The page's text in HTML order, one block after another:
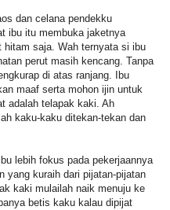
dan celana pendekku
ibu itu membuka jaketnya
saja. Wah ternyata si ibu
perut masih kencang. Tanpa
di atas ranjang. Ibu
maaf serta mohon ijin untuk
adalah telapak kaki. Ah
kaku-kaku ditekan-tekan dan
lebih fokus pada pekerjaannya
yang kuraih dari pijatan-pijatan
kaki mulailah naik menuju ke
betis kaku kalau dipijat